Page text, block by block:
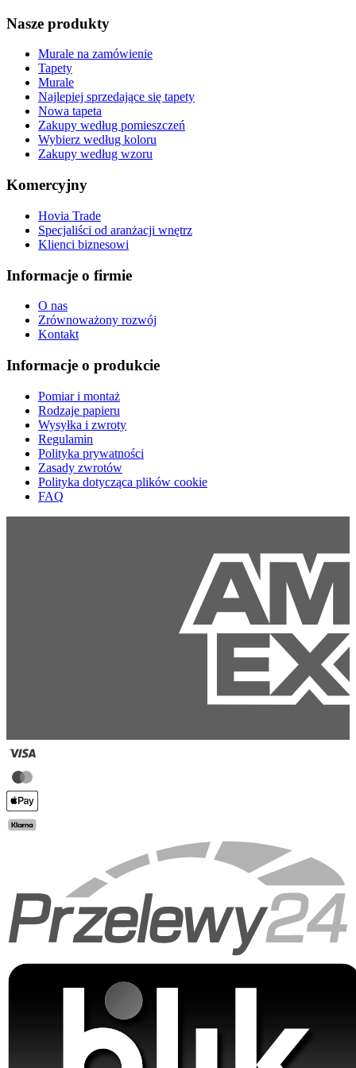
Nasze produkty
Murale na zamówienie
Tapety
Murale
Najlepiej sprzedające się tapety
Nowa tapeta
Zakupy według pomieszczeń
Wybierz według koloru
Zakupy według wzoru
Komercyjny
Hovia Trade
Specjaliści od aranżacji wnętrz
Klienci biznesowi
Informacje o firmie
O nas
Zrównoważony rozwój
Kontakt
Informacje o produkcie
Pomiar i montaż
Rodzaje papieru
Wysyłka i zwroty
Regulamin
Polityka prywatności
Zasady zwrotów
Polityka dotycząca plików cookie
FAQ